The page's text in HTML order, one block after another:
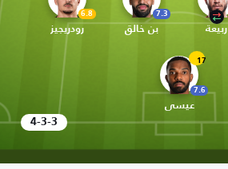
6.8
رودريجيز
7.3
بن خالق ربيعة
17
7.6
عيسى
4-3-3